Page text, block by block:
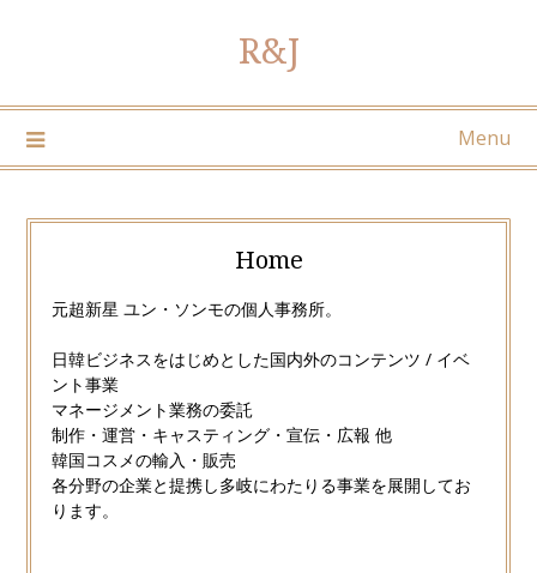
R&J
Menu
Home
元超新星 ユン・ソンモの個人事務所。
日韓ビジネスをはじめとした国内外のコンテンツ / イベ
ント事業
マネージメント業務の委託
制作・運営・キャスティング・宣伝・広報 他
韓国コスメの輸入・販売
各分野の企業と提携し多岐にわたりる事業を展開してお
ります。